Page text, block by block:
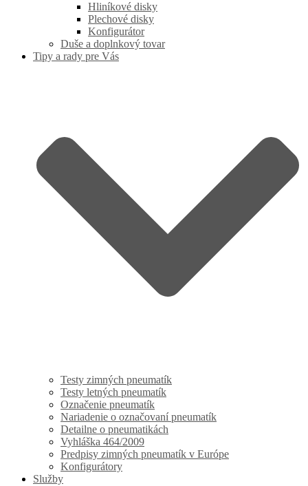
Hliníkové disky
Plechové disky
Konfigurátor
Duše a doplnkový tovar
Tipy a rady pre Vás
Testy zimných pneumatík
Testy letných pneumatík
Označenie pneumatík
Nariadenie o označovaní pneumatík
Detailne o pneumatikách
Vyhláška 464/2009
Predpisy zimných pneumatík v Európe
Konfigurátory
Služby